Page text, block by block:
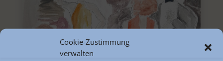
Cookie-Zustimmung
verwalten